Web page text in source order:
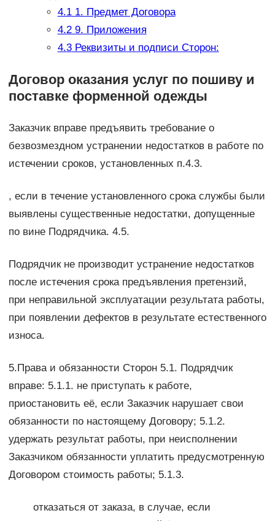
4.11. Предмет Договора
4.29. Приложения
4.3Реквизиты и подписи Сторон:
Договор оказания услуг по пошиву и
поставке форменной одежды
Заказчик вправе предъявить требование о
безвозмездном устранении недостатков в работе по
истечении сроков, установленных п.4.3.
, если в течение установленного срока службы были
выявлены существенные недостатки, допущенные
по вине Подрядчика. 4.5.
Подрядчик не производит устранение недостатков
после истечения срока предъявления претензий,
при неправильной эксплуатации результата работы,
при появлении дефектов в результате естественного
износа.
5.Права и обязанности Сторон 5.1. Подрядчик
вправе: 5.1.1. не приступать к работе,
приостановить её, если Заказчик нарушает свои
обязанности по настоящему Договору; 5.1.2.
удержать результат работы, при неисполнении
Заказчиком обязанности уплатить предусмотренную
Договором стоимость работы; 5.1.3.
отказаться от заказа, в случае, если